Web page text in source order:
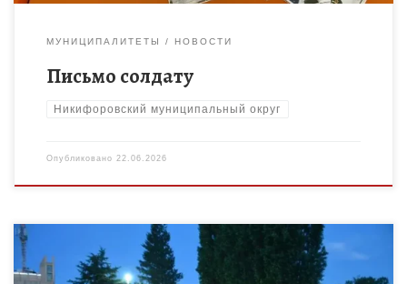
МУНИЦИПАЛИТЕТЫ НОВОСТИ
Письмо солдату
Никифоровский муниципальный округ
Опубликовано 22.06.2026